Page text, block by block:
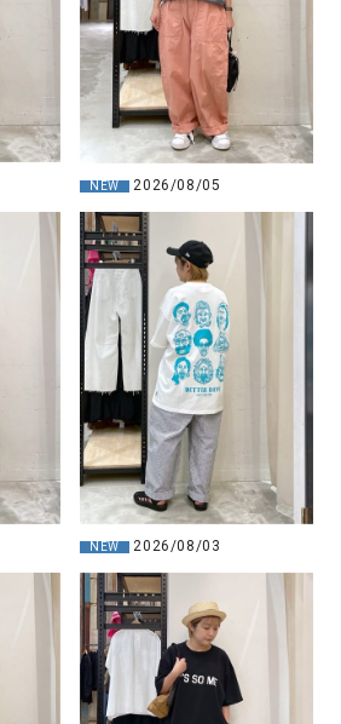
NEW 2026/08/05
NEW 2026/08/03